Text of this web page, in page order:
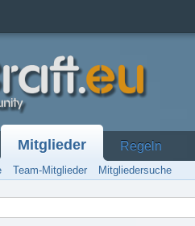
Mitglieder Regeln
Team-Mitglieder Mitgliedersuche